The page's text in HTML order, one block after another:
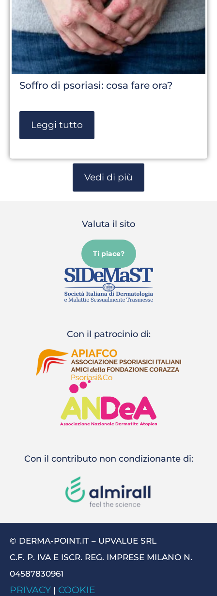
Soffro di psoriasi: cosa fare ora?
Leggi tutto
Vedi di più
Valuta il sito
Ti piace?
Con il patrocinio di:
Con il contributo non condizionante di:
© DERMA-POINT.IT – UPVALUE SRL
C.F. P. IVA E ISCR. REG. IMPRESE MILANO N.
04587830961
PRIVACY | COOKIE